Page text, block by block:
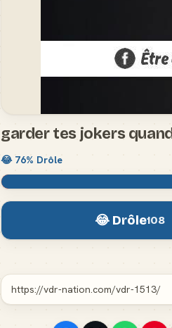
garder tes jokers
😂 76% Drôle
😂 Drôle108